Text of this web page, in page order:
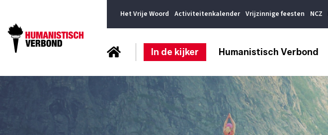
Het Vrije Woord Activiteitenkalender Vrijzinnige feesten NCZ
In de kijker Humanistisch Verbond